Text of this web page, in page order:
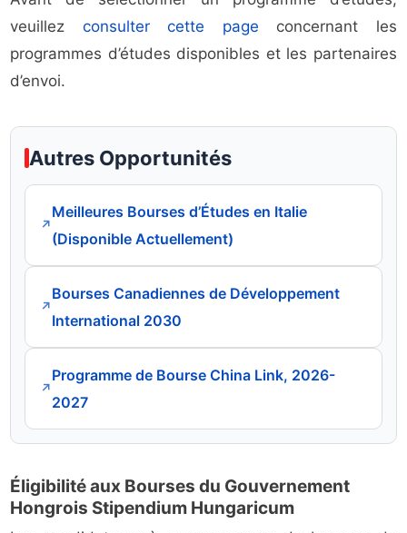
veuillez consulter cette page concernant les
programmes d’études disponibles et les partenaires
d’envoi.
Autres Opportunités
↗
Meilleures Bourses d’Études en Italie
(Disponible Actuellement)
↗
Bourses Canadiennes de Développement
International 2030
↗
Programme de Bourse China Link, 2026-
2027
Éligibilité aux Bourses du Gouvernement
Hongrois Stipendium Hungaricum